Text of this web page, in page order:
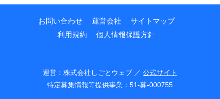
お問い合わせ 運営会社
サイトマップ
利用規約
個人情報保護方針
運営：株式会社しごとウェブ ／ 公式サイト
特定募集情報等提供事業：51-募-000755